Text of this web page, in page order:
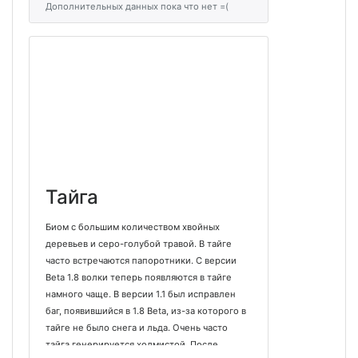
Дополнительных данных пока что нет =(
Тайга
Биом с большим количеством хвойных
деревьев и серо-голубой травой. В тайге
часто встречаются папоротники. С версии
Beta 1.8 волки теперь появляются в тайге
намного чаще. В версии 1.1 был исправлен
баг, появившийся в 1.8 Beta, из-за которого в
тайге не было снега и льда. Очень часто
тайга генерируется холмистой. После